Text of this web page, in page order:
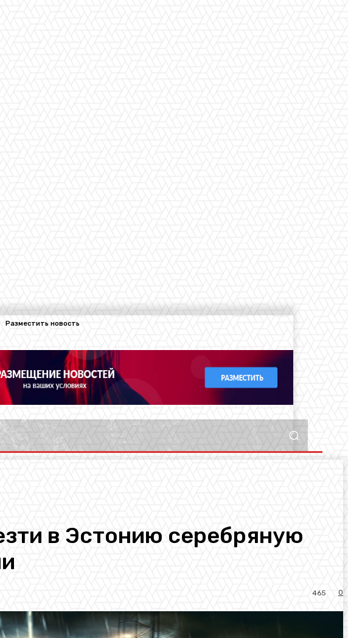
Разместить новость
в Эстонию серебряную
0
465